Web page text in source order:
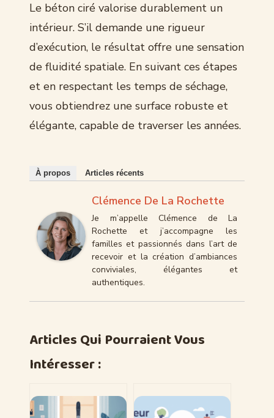
Le béton ciré valorise durablement un
intérieur. S’il demande une rigueur
d’exécution, le résultat offre une sensation
de fluidité spatiale. En suivant ces étapes
et en respectant les temps de séchage,
vous obtiendrez une surface robuste et
élégante, capable de traverser les années.
À propos Articles récents
Clémence De La Rochette
Je m’appelle Clémence de La
Rochette et j’accompagne les
familles et passionnés dans l’art de
recevoir et la création d’ambiances
conviviales, élégantes et
authentiques.
Articles Qui Pourraient Vous
Intéresser :